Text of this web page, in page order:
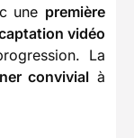
une première
vidéo
La
convivial à